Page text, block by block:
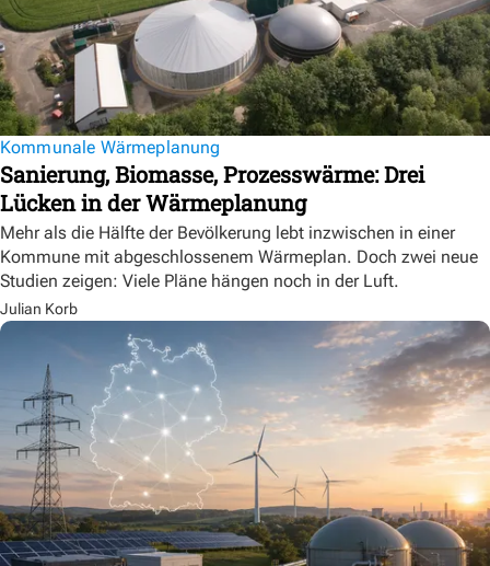
Kommunale Wärmeplanung
Sanierung, Biomasse, Prozesswärme: Drei
Lücken in der Wärmeplanung
Mehr als die Hälfte der Bevölkerung lebt inzwischen in einer
Kommune mit abgeschlossenem Wärmeplan. Doch zwei neue
Studien zeigen: Viele Pläne hängen noch in der Luft.
Julian Korb